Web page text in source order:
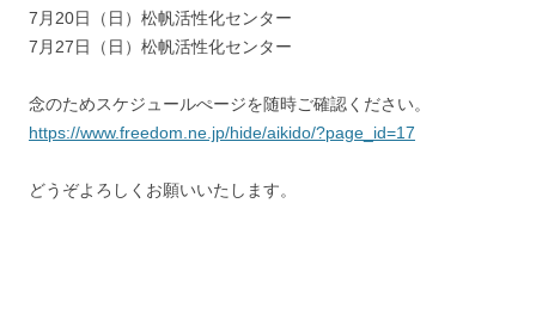
7月20日（日）松帆活性化センター
7月27日（日）松帆活性化センター
念のためスケジュールぺージを随時ご確認ください。
https://www.freedom.ne.jp/hide/aikido/?page_id=17
どうぞよろしくお願いいたします。